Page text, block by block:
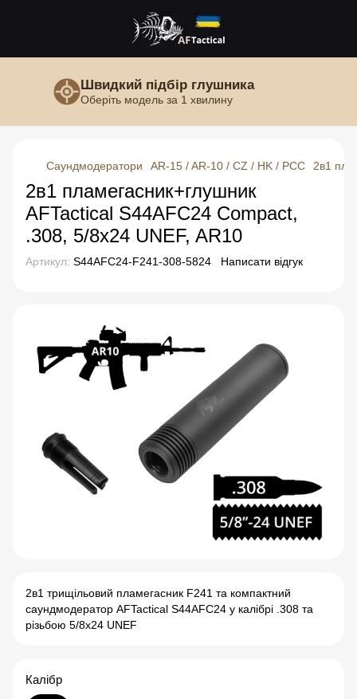
Швидкий підбір глушника
Оберіть модель за 1 хвилину
Саундмодератори AR-15 / AR-10 / CZ / HK / PCC 2в1
2в1 пламегасник+глушник
AFTactical S44AFC24 Compact,
.308, 5/8x24 UNEF, AR10
Артикул: S44AFC24-F241-308-5824 Написати відгук
2в1 трищільовий пламегасник F241 та компактний
саундмодератор AFTactical S44AFC24 у калібрі .308 та
різьбою 5/8x24 UNEF
Калібр